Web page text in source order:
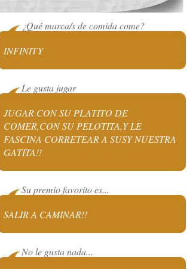
¿Qué marca/s de comida come?
INFINITY
Le gusta jugar
JUGAR CON SU PLATITO DE
COMER,CON SU PELOTITA,Y LE
FASCINA CORRETEAR A SUSY NUESTRA
GATITA!!
Su premio favorito es...
SALIR A CAMINAR!!
No le gusta nada...